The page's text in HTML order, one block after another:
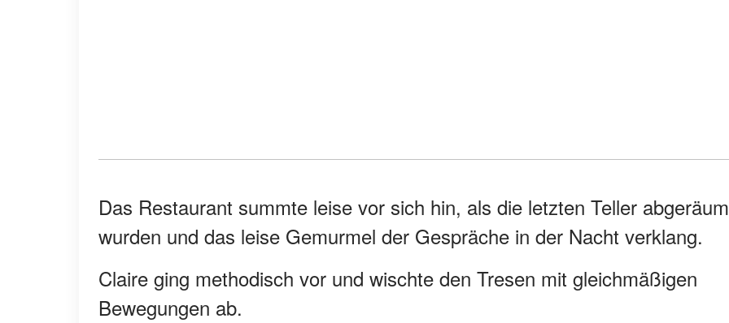
Das Restaurant summte leise vor sich hin, als die letzten Teller
wurden und das leise Gemurmel der Gespräche in der Nacht verklang.
Claire ging methodisch vor und wischte den Tresen mit gleichmäßigen
Bewegungen ab.